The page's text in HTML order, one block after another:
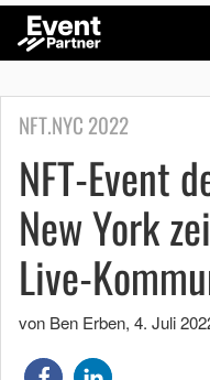
NFT.NYC 2022
NFT-Event
New York
Live-
von Ben Erben, 4. Juli